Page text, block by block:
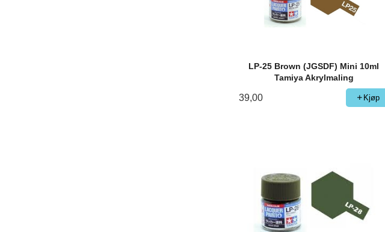
LP-25 Brown (JGSDF) Mini 10ml
Tamiya Akrylmaling
39,00 Kjøp